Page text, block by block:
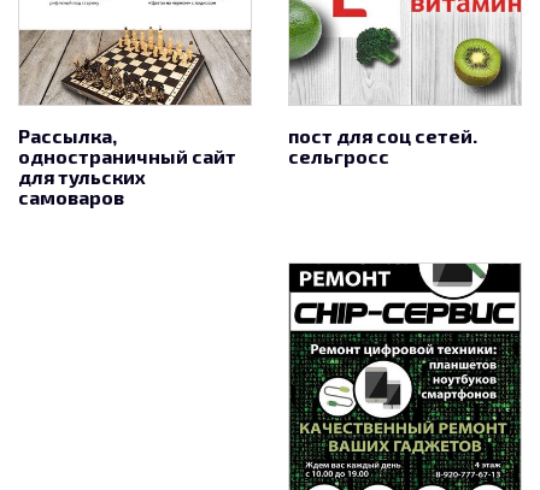
Рассылка,
одностраничный сайт
для тульских
самоваров
пост для соц сетей.
сельгросс